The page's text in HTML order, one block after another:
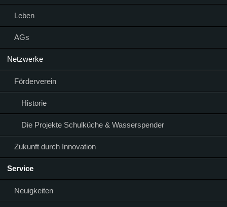
Leben
AGs
Netzwerke
Förderverein
Historie
Die Projekte Schulküche & Wasserspender
Zukunft durch Innovation
Service
Neuigkeiten